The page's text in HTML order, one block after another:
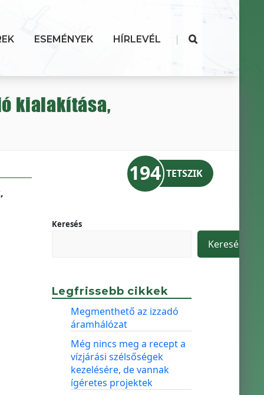
ESEMÉNYEK HÍRLEVÉL |
kialakítása,
194 TETSZIK
Keresés
Keresés
Legfrissebb cikkek
Megmenthető az izzadó
áramhálózat
Még nincs meg a recept a
vízjárási szélsőségek
kezelésére, de vannak
ígéretes projektek